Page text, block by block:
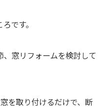
です。
窓リフォームを検討して
を取り付けるだけで、断